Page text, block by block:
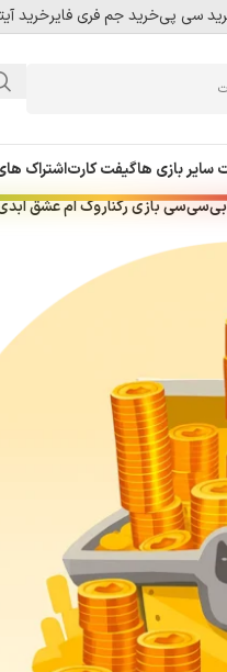
سی پیخرید جم فری فایرخرید
کالاف دیوتی موبایل
سایر بازی هاگیفت کارتاشتراک